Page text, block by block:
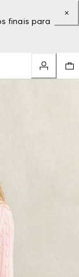
finais para